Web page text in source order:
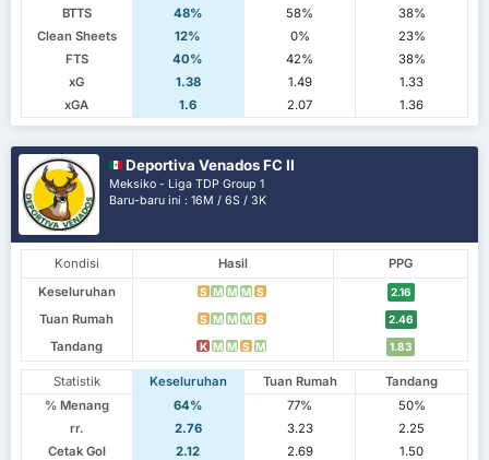
BTTS
48% 58%
38%
Clean Sheets
12% 0%
23%
FTS
40% 42%
38%
xG
1.38 1.49
1.33
xGA
1.6 2.07 1.36
Deportiva Venados FC II
Meksiko - Liga TDP Group 1
Baru-baru ini : 16M / 6S / 3K
Kondisi Hasil
PPG
Keseluruhan
S M M M S 2.16
Tuan Rumah S M M M S 2.46
Tandang K M M S M 1.83
Statistik Keseluruhan Tuan Rumah
Tandang
% Menang
64% 77%
50%
rr.
2.76 3.23
2.25
Cetak Gol
2.12 2.69
1.50